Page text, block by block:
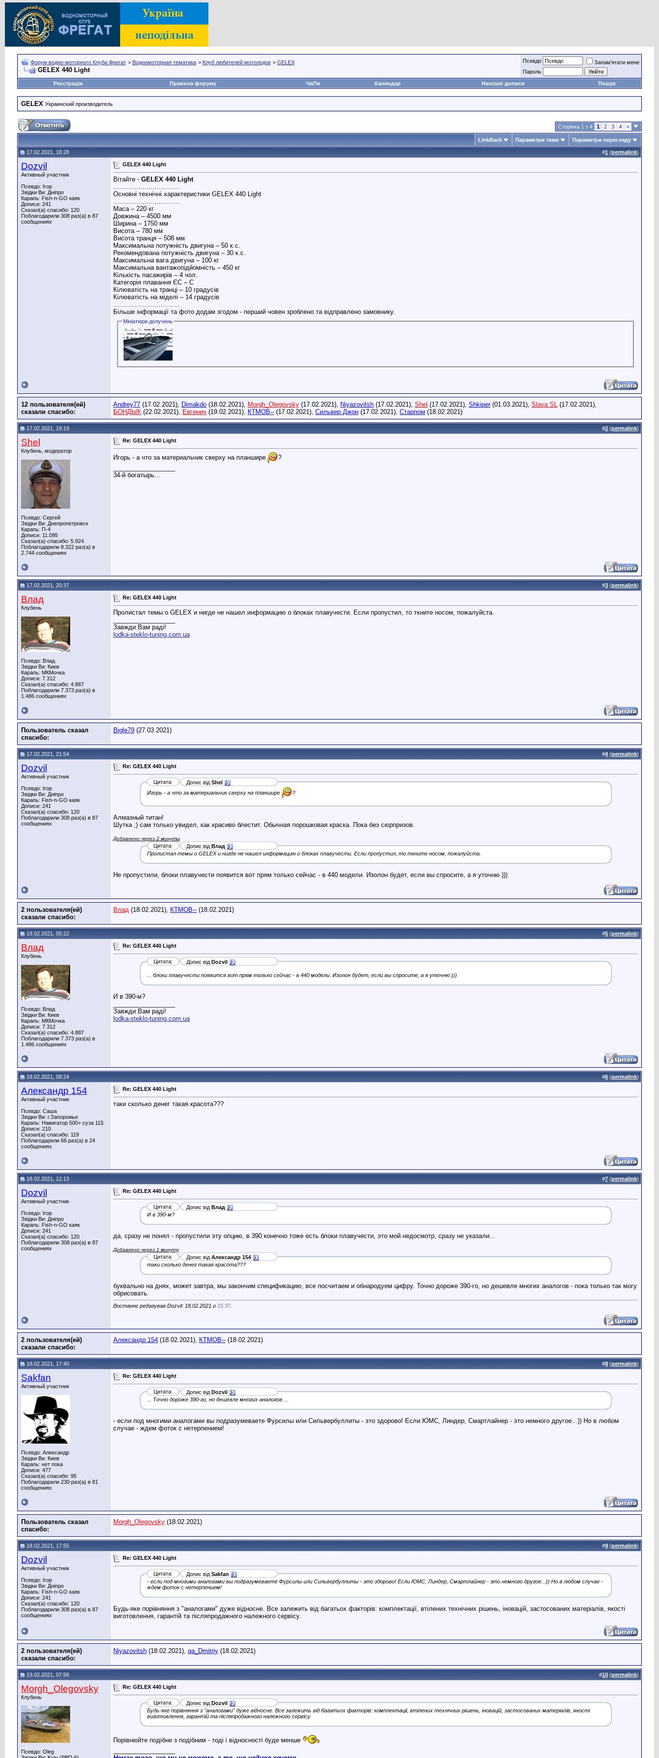
Форум водно-моторного Клуба Фрегат > Водномоторная тематика > Клуб любителей мотолодок > GELEX
GELEX 440 Light
Псевдо
Запам'ятати мене
Пароль
Реєстрація
Правила форуму ЧаПи Календар Нинішні дописи Пошук
GELEX Украинский производитель
Сторінка 1 з 4 1 2 3 4 >
LinkBack Параметри теми Параметри перегляду
17.02.2021, 18:28 #1 (permalink)
Dozvil
Активный участник
Псевдо: Ігор
Звідки Ви: Дніпро
Карапь: Fish-n-GO каяк
Дописи: 241
Сказал(а) спасибо: 120
Поблагодарили 308 раз(а) в 87
сообщениях
GELEX 440 Light
Вітайте - GELEX 440 Light
..................................
Основні технічні характеристики GELEX 440 Light
..................................
Маса – 220 кг
Довжина – 4500 мм
Ширина – 1750 мм
Висота – 780 мм
Висота транця – 508 мм
Максимальна потужність двигуна – 50 к.с.
Рекомендована потужність двигуна – 30 к.с.
Максимальна вага двигуна – 100 кг
Максимальна вантажопідйомність – 450 кг
Кількість пасажирів – 4 чол.
Категорія плавання ЄС – C
Кілюватість на транці – 10 градусів
Кілюватість на міделі – 14 градусів
..................................
Більше інформації та фото додам згодом - перший човен зроблено та відправлено замовнику.
Мініатюри долучень
12 пользователя(ей)
сказали cпасибо:
Andrey77 (17.02.2021), Dimakdo (18.02.2021), Morgh_Olegovsky (17.02.2021), Niyazovitsh (17.02.2021), Shel (17.02.2021), Shkiper(01.03.2021), Slava SL (17.02.2021),
БОНДЫК (22.02.2021), Евгенич (19.02.2021), КТМОВ-- (17.02.2021), Сильвер Джон (17.02.2021), Старпом (18.02.2021)
17.02.2021, 19:19 #2 (permalink)
Shel
Клубень, модератор
Псевдо: Сергей
Звідки Ви: Днепропетровск
Карапь: П-4
Дописи: 11.095
Сказал(а) спасибо: 5.924
Поблагодарили 8.322 раз(а) в
2.744 сообщениях
Re: GELEX 440 Light
Игорь - а что за материальчик сверху на планшире
?
34-й богатырь...
17.02.2021, 20:37 #3 (permalink)
Влад
Клубень
Псевдо: Влад
Звідки Ви: Киев
Карапь: МКМочка
Дописи: 7.312
Сказал(а) спасибо: 4.887
Поблагодарили 7.373 раз(а) в
1.486 сообщениях
Re: GELEX 440 Light
Пролистал темы о GELEX и нигде не нашел информацию о блоках плавучести. Если пропустил, то ткните носом, пожалуйста.
Завжди Вам раді!
lodka-steklo-tuning.com.ua
Пользователь сказал
cпасибо:
Bigle79 (27.03.2021)
17.02.2021, 21:54 #4 (permalink)
Dozvil
Активный участник
Псевдо: Ігор
Звідки Ви: Дніпро
Карапь: Fish-n-GO каяк
Дописи: 241
Сказал(а) спасибо: 120
Поблагодарили 308 раз(а) в 87
сообщениях
Re: GELEX 440 Light
Цитата: Допис від Shel
Игорь - а что за материальчик сверху на планшире
?
Алмазный титан!
Шутка ;) сам только увидел, как красиво блестит. Обычная порошковая краска. Пока без сюрпризов.
Добавлено через 2 минуты
Цитата: Допис від Влад
Пролистал темы о GELEX и нигде не нашел информацию о блоках плавучести. Если пропустил, то ткните носом, пожалуйста.
Не пропустили, блоки плавучести появится вот прям только сейчас - в 440 модели. Изолон будет, если вы спросите, а я уточню )))
2 пользователя(ей)
сказали cпасибо:
Влад (18.02.2021), КТМОВ-- (18.02.2021)
18.02.2021, 05:22 #5 (permalink)
Влад
Клубень
Псевдо: Влад
Звідки Ви: Киев
Карапь: МКМочка
Дописи: 7.312
Сказал(а) спасибо: 4.887
Поблагодарили 7.373 раз(а) в
1.486 сообщениях
Re: GELEX 440 Light
Цитата: Допис від Dozvil
... блоки плавучести появится вот прям только сейчас - в 440 модели. Изолон будет, если вы спросите, а я уточню )))
И в 390-м?
Завжди Вам раді!
lodka-steklo-tuning.com.ua
18.02.2021, 08:24 #6 (permalink)
Александр 154
Активный участник
Псевдо: Саша
Звідки Ви: г.Запорожье
Карапь: Навигатор 500+ суза 115
Дописи: 210
Сказал(а) спасибо: 119
Поблагодарили 66 раз(а) в 24
сообщениях
Re: GELEX 440 Light
таки сколько денег такая красота???
18.02.2021, 12:13 #7 (permalink)
Dozvil
Активный участник
Псевдо: Ігор
Звідки Ви: Дніпро
Карапь: Fish-n-GO каяк
Дописи: 241
Сказал(а) спасибо: 120
Поблагодарили 308 раз(а) в 87
сообщениях
Re: GELEX 440 Light
Цитата: Допис від Влад
И в 390-м?
да, сразу не понял - пропустили эту опцию, в 390 конечно тоже есть блоки плавучести, это мой недосмотр, сразу не указали...
Добавлено через 1 минуту
Цитата: Допис від Александр 154
таки сколько денег такая красота???
буквально на днях, может завтра, мы закончим спецификацию, все посчитаем и обнародуем цифру. Точно дороже 390-го, но дешевле многих аналогов - пока только так могу
обрисовать.
Востаннє редагував Dozvil: 18.02.2021 о 15:37.
2 пользователя(ей)
сказали cпасибо:
Александр 154 (18.02.2021), КТМОВ-- (18.02.2021)
18.02.2021, 17:40 #8 (permalink)
Sakfan
Активный участник
Псевдо: Александр
Звідки Ви: Киев
Карапь: нет пока
Дописи: 477
Сказал(а) спасибо: 95
Поблагодарили 230 раз(а) в 81
сообщениях
Re: GELEX 440 Light
Цитата: Допис від Dozvil
... Точно дороже 390-го, но дешевле многих аналогов ...
- если под многими аналогами вы подразумеваете Фурсилы или Сильвербуллиты - это здорово! Если ЮМС, Линдер, Смартлайнер - это немного другое...)) Но в любом
случае - ждем фоток с нетерпением!
Пользователь сказал
cпасибо:
Morgh_Olegovsky (18.02.2021)
18.02.2021, 17:55 #9 (permalink)
Dozvil
Активный участник
Псевдо: Ігор
Звідки Ви: Дніпро
Карапь: Fish-n-GO каяк
Дописи: 241
Сказал(а) спасибо: 120
Поблагодарили 308 раз(а) в 87
сообщениях
Re: GELEX 440 Light
Цитата: Допис від Sakfan
- если под многими аналогами вы подразумеваете Фурсилы или Сильвербуллиты - это здорово! Если ЮМС, Линдер, Смартлайнер - это немного другое...)) Но в любом случае -
ждем фоток с нетерпением!
Будь-яке порівняння з "аналогами" дуже відносне. Все залежить від багатьох факторів: комплектації, втілених технічних рішень, іновацій, застосованих матеріалів, якості
виготовлення, гарантій та післяпродажного належного сервісу.
2 пользователя(ей)
сказали cпасибо:
Niyazovitsh (18.02.2021), qa_Dmitriy (18.02.2021)
19.02.2021, 07:56 #10 (permalink)
Morgh_Olegovsky
Клубень
Псевдо: Oleg
Re: GELEX 440 Light
Цитата: Допис від Dozvil
Будь-яке порівняння з "аналогами" дуже відносне. Все залежить від багатьох факторів: комплектації, втілених технічних рішень, іновацій, застосованих матеріалів, якості
виготовлення, гарантій та післяпродажного належного сервісу.
Порівнюйте подібне з подібним - тоді і відносності буде менше